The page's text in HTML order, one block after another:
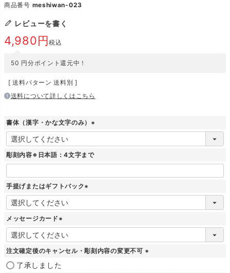
商品番号 meshiwan-023
レビューを書く
4,980 税込
50 円分ポイント還元中！
送料パターン 送料別
送料について詳しくはこちら
書体（漢字・かな文字のみ）
(
須
彫刻内容※日本語：4文字まで
手提げまたはギフトバック
(
メッセージカード
(
必
須
注文確定後のキャンセル・彫刻内容の変更不可
了承しました